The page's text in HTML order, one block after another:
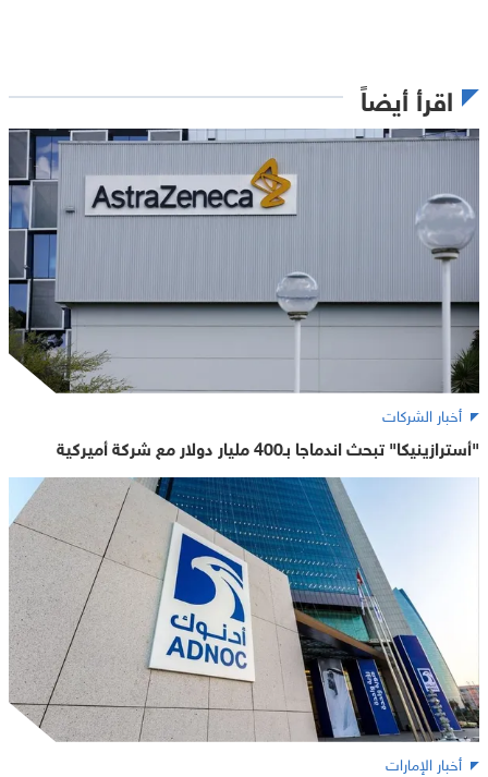
اقرأ أيضاً
أخبار الشركات
"أسترازينيكا" تبحث اندماجا بـ400 مليار دولار مع شركة أميركية
أخبار الإمارات